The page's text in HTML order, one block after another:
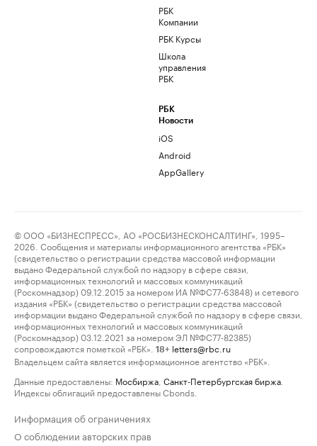
РБК
Компании
РБК Курсы
Школа
управления
РБК
РБК
Новости
iOS
Android
AppGallery
© ООО «БИЗНЕСПРЕСС», АО «РОСБИЗНЕСКОНСАЛТИНГ», 1995–
2026. Сообщения и материалы информационного агентства «РБК»
(свидетельство о регистрации средства массовой информации
выдано Федеральной службой по надзору в сфере связи,
информационных технологий и массовых коммуникаций
(Роскомнадзор) 09.12.2015 за номером ИА №ФС77-63848) и сетевого
издания «РБК» (свидетельство о регистрации средства массовой
информации выдано Федеральной службой по надзору в сфере связи,
информационных технологий и массовых коммуникаций
(Роскомнадзор) 03.12.2021 за номером ЭЛ №ФС77-82385)
сопровождаются пометкой «РБК».
18+ letters@rbc.ru
Владельцем сайта является информационное агентство «РБК».
Данные предоставлены: Мосбиржа Санкт-Петербургская биржа
Индексы облигаций предоставлены Cbonds.
Информация об ограничениях
О соблюдении авторских прав